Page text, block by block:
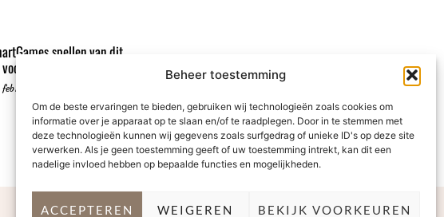
Beheer toestemming
Om de beste ervaringen te bieden, gebruiken wij technologieën zoals cookies om
informatie over je apparaat op te slaan en/of te raadplegen. Door in te stemmen met
deze technologieën kunnen wij gegevens zoals surfgedrag of unieke ID's op deze site
verwerken. Als je geen toestemming geeft of uw toestemming intrekt, kan dit een
nadelige invloed hebben op bepaalde functies en mogelijkheden.
ACCEPTEREN WEIGEREN BEKIJK VOORKEUREN
spellen van dit
voorjaar!
2023